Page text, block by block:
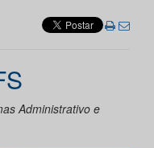
Administrativo e